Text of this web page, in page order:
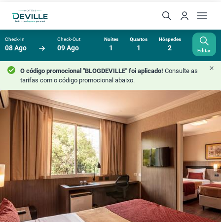
Check-In
08 Ago
Check-Out
09 Ago
Noites
1
Quartos
1
Hóspedes
2 Editar
O código promocional "BLOGDEVILLE" foi aplicado! Consulte as
tarifas com o código promocional abaixo.